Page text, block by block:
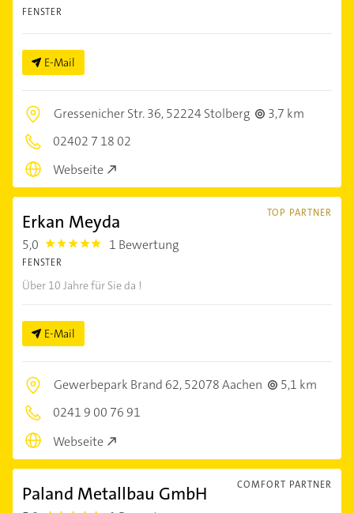
FENSTER
E-Mail
Gressenicher Str. 36,52224 Stolberg
3,7 km
02402 7 18 02
Webseite
TOP PARTNER
Erkan Meyda
5,0 5.0 1 Bewertung
FENSTER
Über 10 Jahre für Sie da !
E-Mail
Gewerbepark Brand 62,52078 Aachen
5,1 km
0241 9 00 76 91
Webseite
COMFORT PARTNER
Paland Metallbau GmbH